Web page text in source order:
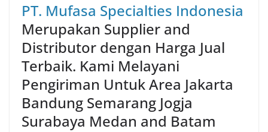
PT. Mufasa Specialties Indonesia
Merupakan Supplier and
Distributor dengan Harga Jual
Terbaik. Kami Melayani
Pengiriman Untuk Area Jakarta
Bandung Semarang Jogja
Surabaya Medan and Batam